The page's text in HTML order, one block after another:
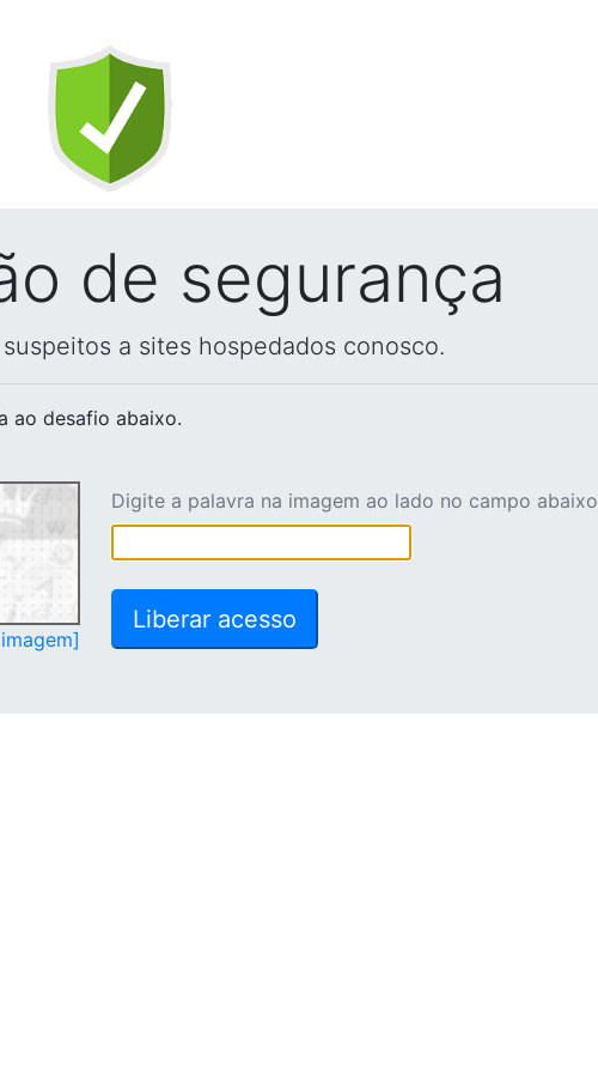
de segurança
a sites hospedados conosco.
ao desafio abaixo.
Digite a palavra na imagem ao lado no campo abaixo